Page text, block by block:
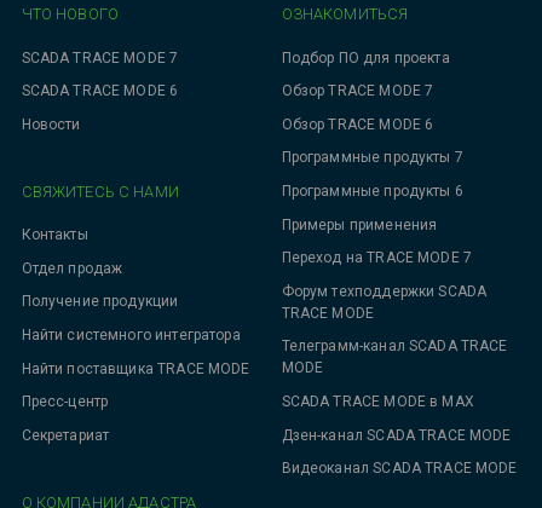
ЧТО НОВОГО
SCADA TRACE MODE 7
SCADA TRACE MODE 6
Новости
ОЗНАКОМИТЬСЯ
Подбор ПО для проекта
Обзор TRACE MODE 7
Обзор TRACE MODE 6
Программные продукты 7
Программные продукты 6
Примеры применения
Переход на TRACE MODE 7
Форум техподдержки SCADA
TRACE MODE
Телеграмм-канал SCADA TRACE
MODE
SCADA TRACE MODE в MAX
Дзен-канал SCADA TRACE MODE
Видеоканал SCADA TRACE MODE
СВЯЖИТЕСЬ С НАМИ
Контакты
Отдел продаж
Получение продукции
Найти системного интегратора
Найти поставщика TRACE MODE
Пресс-центр
Секретариат
О КОМПАНИИ АДАСТРА